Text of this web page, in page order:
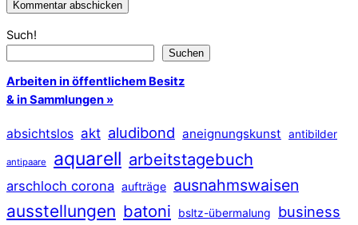
Such!
Suchen
Arbeiten in öffentlichem Besitz
& in Sammlungen »
absichtslos akt aludibond aneignungskunst antibilder
antipaare aquarell arbeitstagebuch
arschloch corona aufträge ausnahmswaisen
ausstellungen batoni bsltz-übermalung business